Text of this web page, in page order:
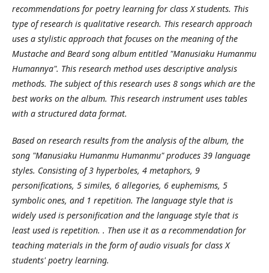
recommendations for poetry learning for class X students. This
type of research is qualitative research. This research approach
uses a stylistic approach that focuses on the meaning of the
Mustache and Beard song album entitled "Manusiaku Humanmu
Humannya". This research method uses descriptive analysis
methods. The subject of this research uses 8 songs which are the
best works on the album. This research instrument uses tables
with a structured data format.
Based on research results from the analysis of the album, the
song "Manusiaku Humanmu Humanmu" produces 39 language
styles. Consisting of 3 hyperboles, 4 metaphors, 9
personifications, 5 similes, 6 allegories, 6 euphemisms, 5
symbolic ones, and 1 repetition. The language style that is
widely used is personification and the language style that is
least used is repetition. . Then use it as a recommendation for
teaching materials in the form of audio visuals for class X
students' poetry learning.